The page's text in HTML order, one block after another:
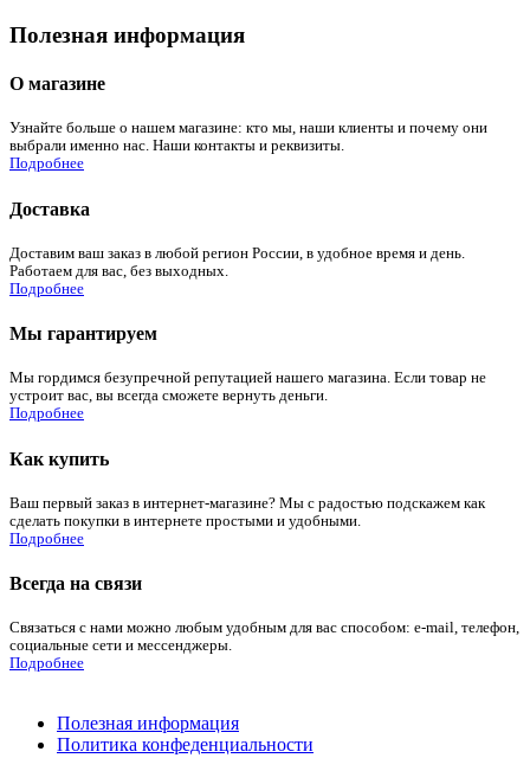
Полезная информация
О магазине
Узнайте больше о нашем магазине: кто мы, наши клиенты и почему они
выбрали именно нас. Наши контакты и реквизиты.
Подробнее
Доставка
Доставим ваш заказ в любой регион России, в удобное время и день.
Работаем для вас, без выходных.
Подробнее
Мы гарантируем
Мы гордимся безупречной репутацией нашего магазина. Если товар не
устроит вас, вы всегда сможете вернуть деньги.
Подробнее
Как купить
Ваш первый заказ в интернет-магазине? Мы с радостью подскажем как
сделать покупки в интернете простыми и удобными.
Подробнее
Всегда на связи
Связаться с нами можно любым удобным для вас способом: e-mail, телефон,
социальные сети и мессенджеры.
Подробнее
Полезная информация
Политика конфеденциальности